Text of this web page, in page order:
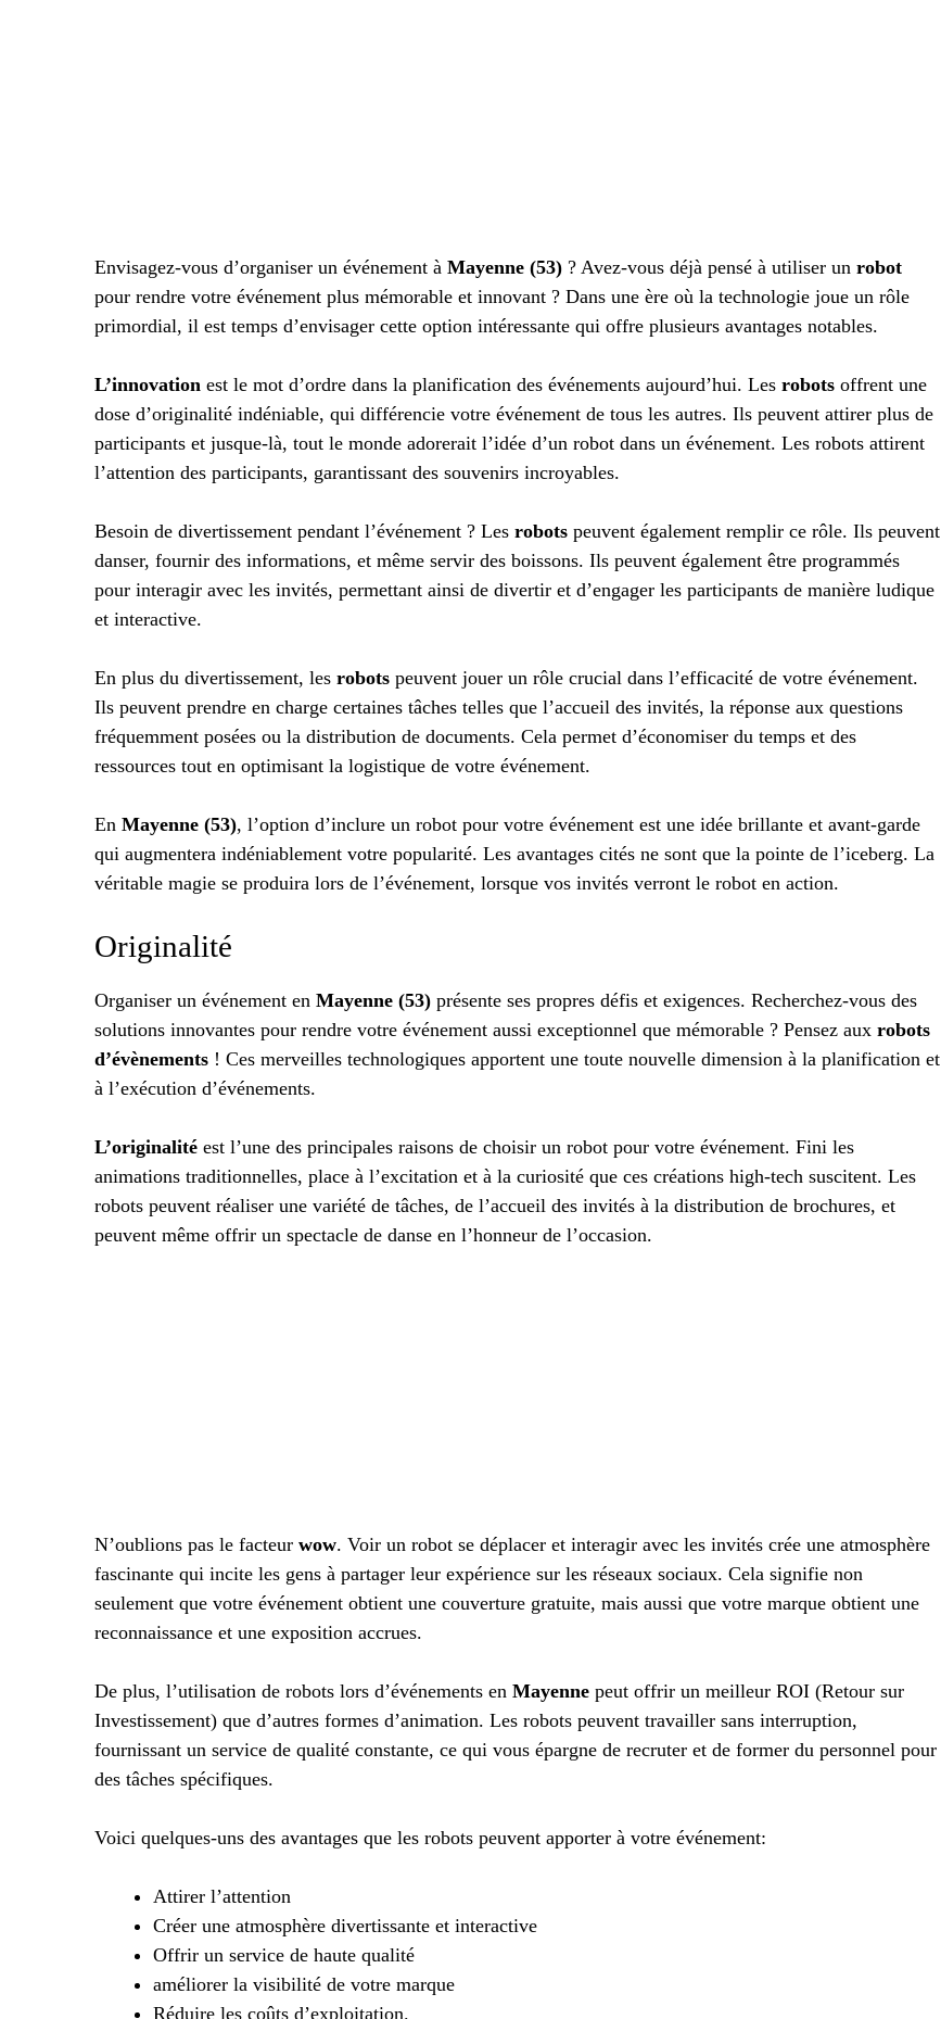
Envisagez-vous d’organiser un événement à Mayenne (53) ? Avez-vous déjà pensé à utiliser un robot
pour rendre votre événement plus mémorable et innovant ? Dans une ère où la technologie joue un rôle
primordial, il est temps d’envisager cette option intéressante qui offre plusieurs avantages notables.
L’innovation est le mot d’ordre dans la planification des événements aujourd’hui. Les robots offrent une
dose d’originalité indéniable, qui différencie votre événement de tous les autres. Ils peuvent attirer plus de
participants et jusque-là, tout le monde adorerait l’idée d’un robot dans un événement. Les robots attirent
l’attention des participants, garantissant des souvenirs incroyables.
Besoin de divertissement pendant l’événement ? Les robots peuvent également remplir ce rôle. Ils peuvent
danser, fournir des informations, et même servir des boissons. Ils peuvent également être programmés
pour interagir avec les invités, permettant ainsi de divertir et d’engager les participants de manière ludique
et interactive.
En plus du divertissement, les robots peuvent jouer un rôle crucial dans l’efficacité de votre événement.
Ils peuvent prendre en charge certaines tâches telles que l’accueil des invités, la réponse aux questions
fréquemment posées ou la distribution de documents. Cela permet d’économiser du temps et des
ressources tout en optimisant la logistique de votre événement.
En Mayenne (53), l’option d’inclure un robot pour votre événement est une idée brillante et avant-garde
qui augmentera indéniablement votre popularité. Les avantages cités ne sont que la pointe de l’iceberg. La
véritable magie se produira lors de l’événement, lorsque vos invités verront le robot en action.
Originalité
Organiser un événement en Mayenne (53) présente ses propres défis et exigences. Recherchez-vous des
solutions innovantes pour rendre votre événement aussi exceptionnel que mémorable ? Pensez aux robots
d’évènements ! Ces merveilles technologiques apportent une toute nouvelle dimension à la planification et
à l’exécution d’événements.
L’originalité est l’une des principales raisons de choisir un robot pour votre événement. Fini les
animations traditionnelles, place à l’excitation et à la curiosité que ces créations high-tech suscitent. Les
robots peuvent réaliser une variété de tâches, de l’accueil des invités à la distribution de brochures, et
peuvent même offrir un spectacle de danse en l’honneur de l’occasion.
N’oublions pas le facteur wow. Voir un robot se déplacer et interagir avec les invités crée une atmosphère
fascinante qui incite les gens à partager leur expérience sur les réseaux sociaux. Cela signifie non
seulement que votre événement obtient une couverture gratuite, mais aussi que votre marque obtient une
reconnaissance et une exposition accrues.
De plus, l’utilisation de robots lors d’événements en Mayenne peut offrir un meilleur ROI (Retour sur
Investissement) que d’autres formes d’animation. Les robots peuvent travailler sans interruption,
fournissant un service de qualité constante, ce qui vous épargne de recruter et de former du personnel pour
des tâches spécifiques.
Voici quelques-uns des avantages que les robots peuvent apporter à votre événement:
Attirer l’attention
Créer une atmosphère divertissante et interactive
Offrir un service de haute qualité
améliorer la visibilité de votre marque
Réduire les coûts d’exploitation.